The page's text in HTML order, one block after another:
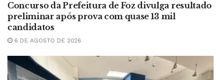
Concurso da Prefeitura de Foz divulga resultado
preliminar após prova com quase 13 mil
candidatos
6 DE AGOSTO DE 2026